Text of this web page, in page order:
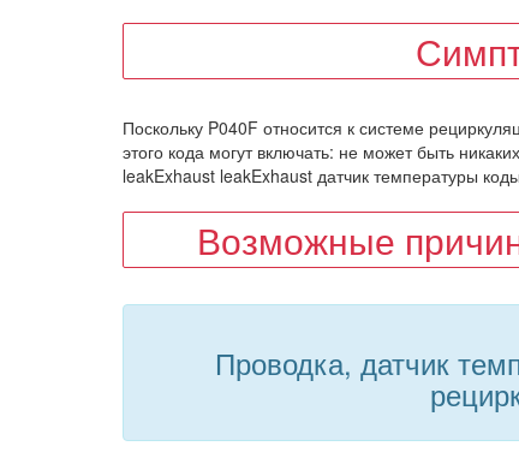
Поскольку P040F относится к системе
этого кода могут включать: не может быть
leakExhaust leakExhaust датчик температуры коды
Возможные
Проводка, датчик